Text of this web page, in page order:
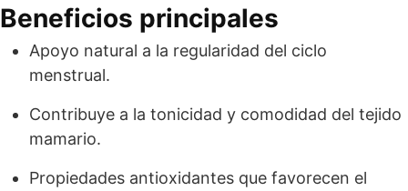
Beneficios principales
Apoyo natural a la regularidad del ciclo
menstrual.
Contribuye a la tonicidad y comodidad del tejido
mamario.
Propiedades antioxidantes que favorecen el